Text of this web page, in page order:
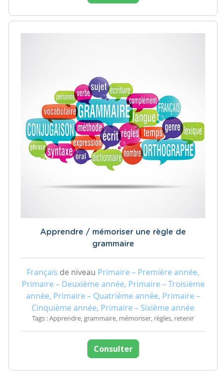
Apprendre / mémoriser une règle de
grammaire
Français de niveau Primaire – Première année,
Primaire – Deuxième année, Primaire – Troisième
année, Primaire – Quatrième année, Primaire –
Cinquième année, Primaire – Sixième année
Tags : Apprendre, grammaire, mémoriser, règles, retenir
Consulter